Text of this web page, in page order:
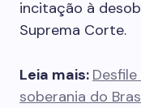
incitação à
Suprema Corte.
Leia mais:
soberania do